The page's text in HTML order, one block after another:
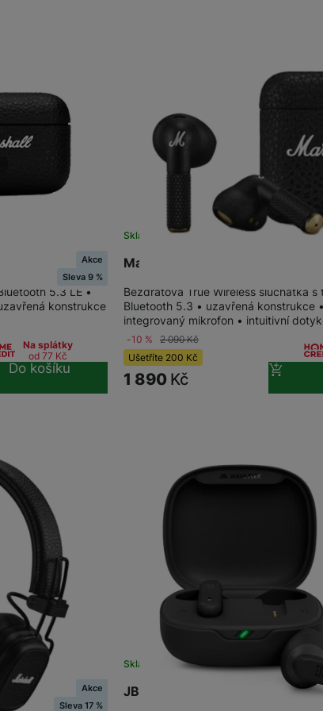
vám mohli zobrazit vhodné obsahy nebo reklamy jak
Akce
Sleva 9 %
5.3 LE •
konstrukce
Na splátky
od 77 Kč
Do košíku
Marshall Minor IV Black
Skladem na 26 prodejnách
Bezdrátová True Wireless sluchátka s
Bluetooth 5.3 • uzavřená konstrukce
integrovaný mikrofon • intuitivní
-10 % 2 090Kč
Ušetříte 200 Kč
1 890 Kč
Akce
Sleva 17 %
JBL Wave Flex bezdrátová
Skladem na 1 prodejně